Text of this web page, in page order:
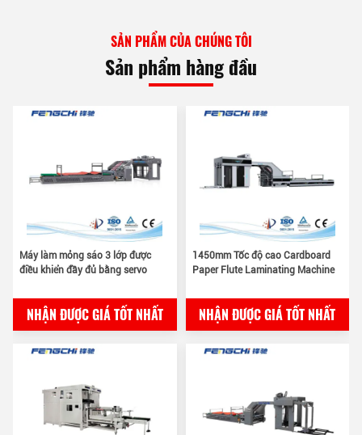
SẢN PHẨM CỦA CHÚNG TÔI
Sản phẩm hàng đầu
Máy làm mỏng sáo 3 lớp được
điều khiển đầy đủ bằng servo
NHẬN ĐƯỢC GIÁ TỐT NHẤT
1450mm Tốc độ cao Cardboard
Paper Flute Laminating Machine
NHẬN ĐƯỢC GIÁ TỐT NHẤT